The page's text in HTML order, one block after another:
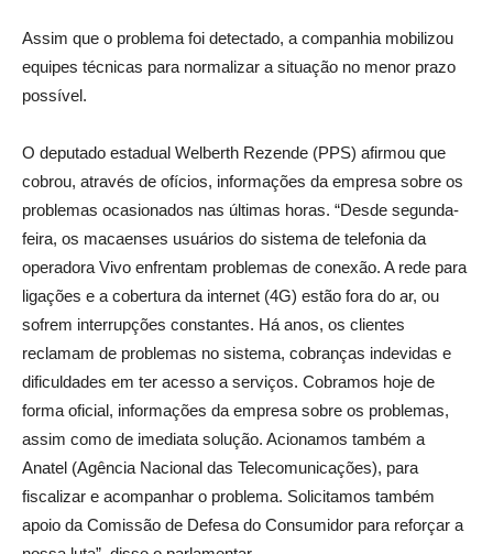
Assim que o problema foi detectado, a companhia mobilizou
equipes técnicas para normalizar a situação no menor prazo
possível.
O deputado estadual Welberth Rezende (PPS) afirmou que
cobrou, através de ofícios, informações da empresa sobre os
problemas ocasionados nas últimas horas. “Desde segunda-
feira, os macaenses usuários do sistema de telefonia da
operadora Vivo enfrentam problemas de conexão. A rede para
ligações e a cobertura da internet (4G) estão fora do ar, ou
sofrem interrupções constantes. Há anos, os clientes
reclamam de problemas no sistema, cobranças indevidas e
dificuldades em ter acesso a serviços. Cobramos hoje de
forma oficial, informações da empresa sobre os problemas,
assim como de imediata solução. Acionamos também a
Anatel (Agência Nacional das Telecomunicações), para
fiscalizar e acompanhar o problema. Solicitamos também
apoio da Comissão de Defesa do Consumidor para reforçar a